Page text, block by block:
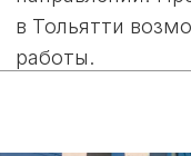
Закрытая территория